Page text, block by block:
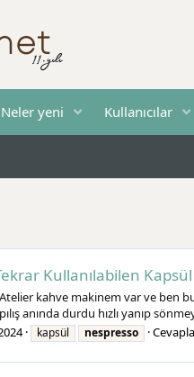
Neler yeni Kullanıcılar
Kullanılabilen Kapsül
kahve makinem var ve ben
anında durdu hızlı yanıp
kapsül nespresso